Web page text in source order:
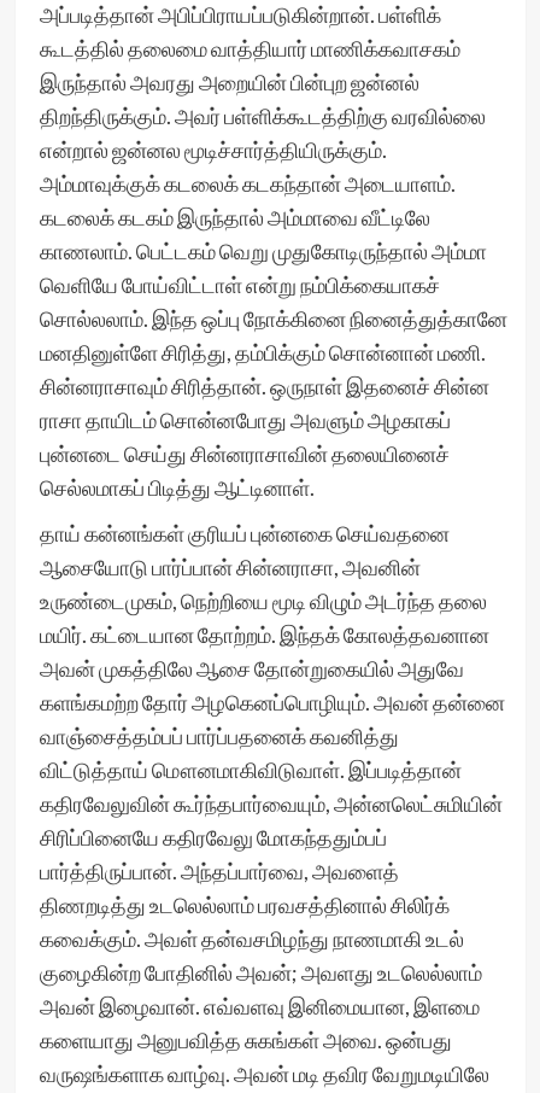
அப்படித்தான் அபிப்பிராயப்படுகின்றான். பள்ளிக்
கூடத்தில் தலைமை வாத்தியார் மாணிக்கவாசகம்
இருந்தால் அவரது அறையின் பின்புற ஜன்னல்
திறந்திருக்கும். அவர் பள்ளிக்கூடத்திற்கு வரவில்லை
என்றால் ஜன்னல மூடிச்சார்த்தியிருக்கும்.
அம்மாவுக்குக் கடலைக் கடகந்தான் அடையாளம்.
கடலைக் கடகம் இருந்தால் அம்மாவை வீட்டிலே
காணலாம். பெட்டகம் வெறு முதுகோடிருந்தால் அம்மா
வெளியே போய்விட்டாள் என்று நம்பிக்கையாகச்
சொல்லலாம். இந்த ஒப்பு நோக்கினை நினைத்துத்கானே
மனதினுள்ளே சிரித்து, தம்பிக்கும் சொன்னான் மணி.
சின்னராசாவும் சிரித்தான். ஒருநாள் இதனைச் சின்ன
ராசா தாயிடம் சொன்னபோது அவளும் அழகாகப்
புன்னடை செய்து சின்னராசாவின் தலையினைச்
செல்லமாகப் பிடித்து ஆட்டினாள்.
தாய் கன்னங்கள் குரியப் புன்னகை செய்வதனை
ஆசையோடு பார்ப்பான் சின்னராசா, அவனின்
உருண்டைமுகம், நெற்றியை மூடி விழும் அடர்ந்த தலை
மயிர். கட்டையான தோற்றம். இந்தக் கோலத்தவனான
அவன் முகத்திலே ஆசை தோன்றுகையில் அதுவே
களங்கமற்ற தோர் அழகெனப்பொழியும். அவன் தன்னை
வாஞ்சைத்தம்பப் பார்ப்பதனைக் கவனித்து
விட்டுத்தாய் மௌனமாகிவிடுவாள். இப்படித்தான்
கதிரவேலுவின் கூர்ந்தபார்வையும், அன்னலெட்சுமியின்
சிரிப்பினையே கதிரவேலு மோகந்ததும்பப்
பார்த்திருப்பான். அந்தப்பார்வை, அவளைத்
திணறடித்து உடலெல்லாம் பரவசத்தினால் சிலிர்க்
கவைக்கும். அவள் தன்வசமிழந்து நாணமாகி உடல்
குழைகின்ற போதினில் அவன்; அவளது உடலெல்லாம்
அவன் இழைவான். எவ்வளவு இனிமையான, இளமை
களையாது அனுபவித்த சுகங்கள் அவை. ஒன்பது
வருஷங்களாக வாழ்வு. அவன் மடி தவிர வேறுமடியிலே